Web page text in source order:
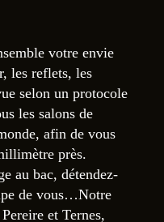
votre envie
les reflets, les
selon un protocole
les salons de
afin de vous
près.
au bac, détendez-
de vous…Notre
et Ternes,